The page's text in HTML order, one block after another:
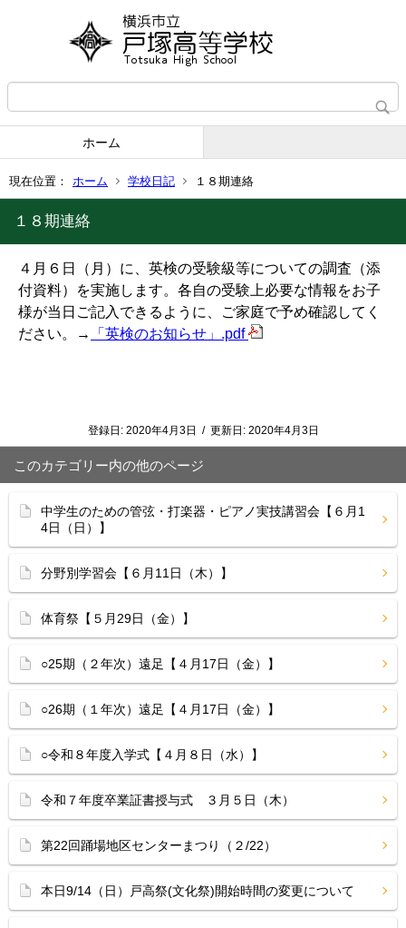
ホーム
現在位置： ホーム 学校日記 １８期連絡
１８期連絡
４月６日（月）に、英検の受験級等についての調査（添
付資料）を実施します。各自の受験上必要な情報をお子
様が当日ご記入できるように、ご家庭で予め確認してく
ださい。→
「英検のお知らせ」.pdf
登録日: 2020年4月3日 / 更新日: 2020年4月3日
このカテゴリー内の他のページ
中学生のための管弦・打楽器・ピアノ実技講習会【６月1
4日（日）】
分野別学習会【６月11日（木）】
体育祭【５月29日（金）】
○25期（２年次）遠足【４月17日（金）】
○26期（１年次）遠足【４月17日（金）】
○令和８年度入学式【４月８日（水）】
令和７年度卒業証書授与式 ３月５日（木）
第22回踊場地区センターまつり（２/22）
本日9/14（日）戸高祭(文化祭)開始時間の変更について